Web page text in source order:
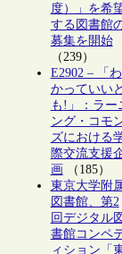
度）」を希
する図書館
募集を開始
（239）
E2902 – 「わ
かっていいと
も!」：ラー
ング・コモ
ズにおける
際交流支援
画 （185）
東京大学附
図書館、第2
回デジタル図
書館コンペ
ィション「